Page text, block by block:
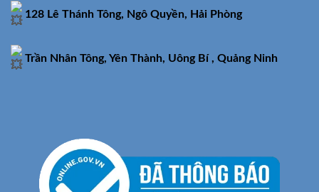
128 Lê Thánh Tông, Ngô Quyền, Hải Phòng
Trần Nhân Tông, Yên Thành, Uông Bí , Quảng Ninh